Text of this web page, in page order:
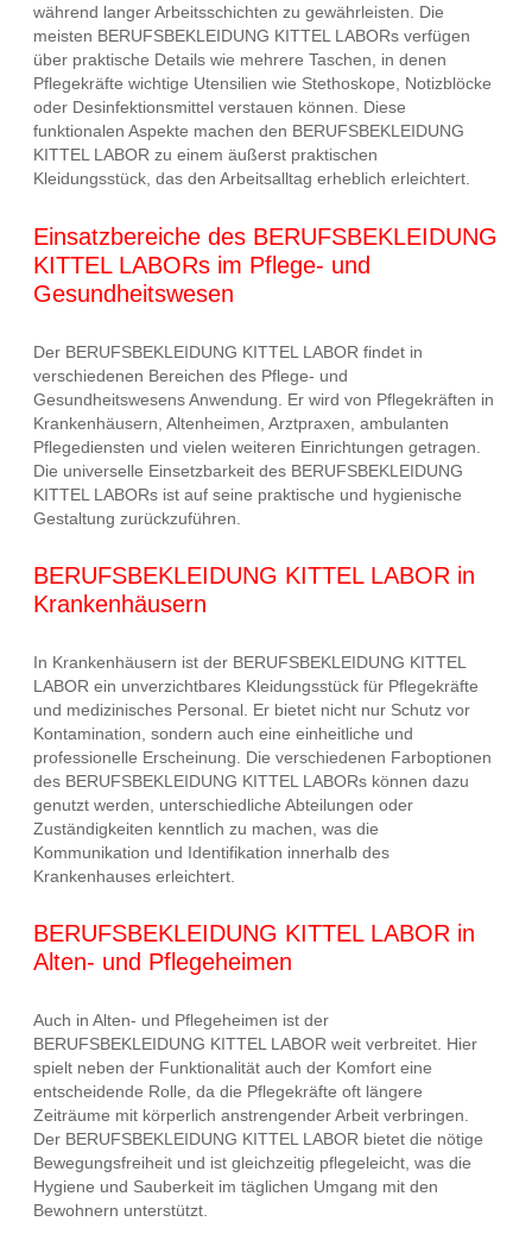
während langer Arbeitsschichten zu gewährleisten. Die
meisten BERUFSBEKLEIDUNG KITTEL LABORs verfügen
über praktische Details wie mehrere Taschen, in denen
Pflegekräfte wichtige Utensilien wie Stethoskope, Notizblöcke
oder Desinfektionsmittel verstauen können. Diese
funktionalen Aspekte machen den BERUFSBEKLEIDUNG
KITTEL LABOR zu einem äußerst praktischen
Kleidungsstück, das den Arbeitsalltag erheblich erleichtert.
Einsatzbereiche des BERUFSBEKLEIDUNG
KITTEL LABORs im Pflege- und
Gesundheitswesen
Der BERUFSBEKLEIDUNG KITTEL LABOR findet in
verschiedenen Bereichen des Pflege- und
Gesundheitswesens Anwendung. Er wird von Pflegekräften in
Krankenhäusern, Altenheimen, Arztpraxen, ambulanten
Pflegediensten und vielen weiteren Einrichtungen getragen.
Die universelle Einsetzbarkeit des BERUFSBEKLEIDUNG
KITTEL LABORs ist auf seine praktische und hygienische
Gestaltung zurückzuführen.
BERUFSBEKLEIDUNG KITTEL LABOR in
Krankenhäusern
In Krankenhäusern ist der BERUFSBEKLEIDUNG KITTEL
LABOR ein unverzichtbares Kleidungsstück für Pflegekräfte
und medizinisches Personal. Er bietet nicht nur Schutz vor
Kontamination, sondern auch eine einheitliche und
professionelle Erscheinung. Die verschiedenen Farboptionen
des BERUFSBEKLEIDUNG KITTEL LABORs können dazu
genutzt werden, unterschiedliche Abteilungen oder
Zuständigkeiten kenntlich zu machen, was die
Kommunikation und Identifikation innerhalb des
Krankenhauses erleichtert.
BERUFSBEKLEIDUNG KITTEL LABOR in
Alten- und Pflegeheimen
Auch in Alten- und Pflegeheimen ist der
BERUFSBEKLEIDUNG KITTEL LABOR weit verbreitet. Hier
spielt neben der Funktionalität auch der Komfort eine
entscheidende Rolle, da die Pflegekräfte oft längere
Zeiträume mit körperlich anstrengender Arbeit verbringen.
Der BERUFSBEKLEIDUNG KITTEL LABOR bietet die nötige
Bewegungsfreiheit und ist gleichzeitig pflegeleicht, was die
Hygiene und Sauberkeit im täglichen Umgang mit den
Bewohnern unterstützt.